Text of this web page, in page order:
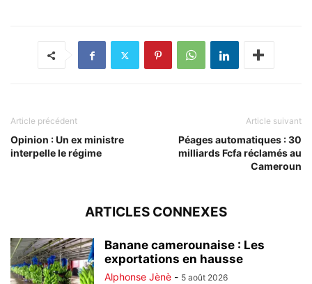
Article précédent
Opinion : Un ex ministre
interpelle le régime
Article suivant
Péages automatiques : 30
milliards Fcfa réclamés au
Cameroun
ARTICLES CONNEXES
Banane camerounaise : Les
exportations en hausse
Alphonse Jènè - 5 août 2026